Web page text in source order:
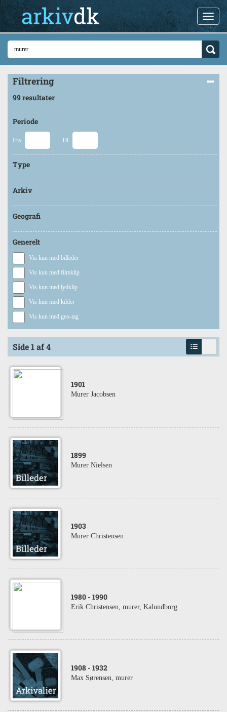
Filtrering
99 resultater
Periode
Fra Til
Type
Arkiv
Geografi
Generelt
Vis kun med billeder
Vis kun med filmklip
Vis kun med lydklip
Vis kun med kilder
Vis kun med geo-tag
Side 1 af 4
1901
Murer Jacobsen
1899
Murer Nielsen
1903
Murer Christensen
1980 - 1990
Erik Christensen, murer, Kalundborg
1908 - 1932
Max Sørensen, murer